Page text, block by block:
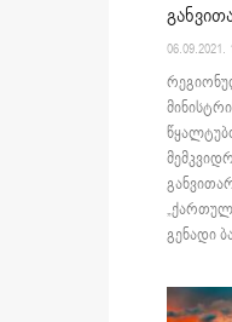
06.09.2021.
გენადი